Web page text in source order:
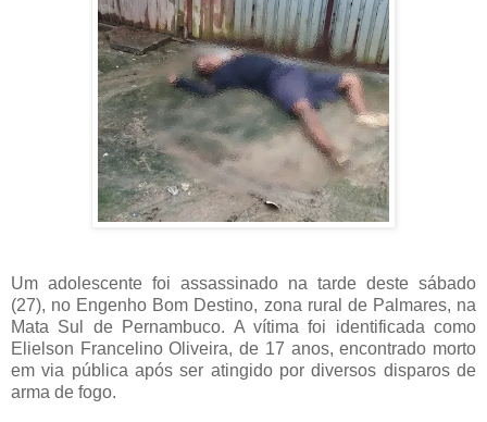
Um adolescente foi assassinado na tarde deste sábado
(27), no Engenho Bom Destino, zona rural de Palmares, na
Mata Sul de Pernambuco. A vítima foi identificada como
Elielson Francelino Oliveira, de 17 anos, encontrado morto
em via pública após ser atingido por diversos disparos de
arma de fogo.